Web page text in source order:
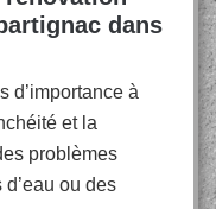
dans
d’importance à
et la
problèmes
ou des